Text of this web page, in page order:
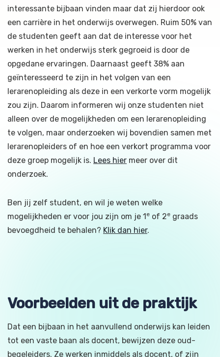
interessante bijbaan vinden maar dat zij hierdoor ook
een carrière in het onderwijs overwegen. Ruim 50% van
de studenten geeft aan dat de interesse voor het
werken in het onderwijs sterk gegroeid is door de
opgedane ervaringen. Daarnaast geeft 38% aan
geïnteresseerd te zijn in het volgen van een
lerarenopleiding als deze in een verkorte vorm mogelijk
zou zijn. Daarom informeren wij onze studenten niet
alleen over de mogelijkheden om een lerarenopleiding
te volgen, maar onderzoeken wij bovendien samen met
lerarenopleiders of en hoe een verkort programma voor
deze groep mogelijk is. Lees hier meer over dit
onderzoek.
Ben jij zelf student, en wil je weten welke
mogelijkheden er voor jou zijn om je 1e of 2e graads
bevoegdheid te behalen? Klik dan hier.
Voorbeelden uit de praktijk
Dat een bijbaan in het aanvullend onderwijs kan leiden
tot een vaste baan als docent, bewijzen deze oud-
begeleiders. Ze werken inmiddels als docent, of zijn